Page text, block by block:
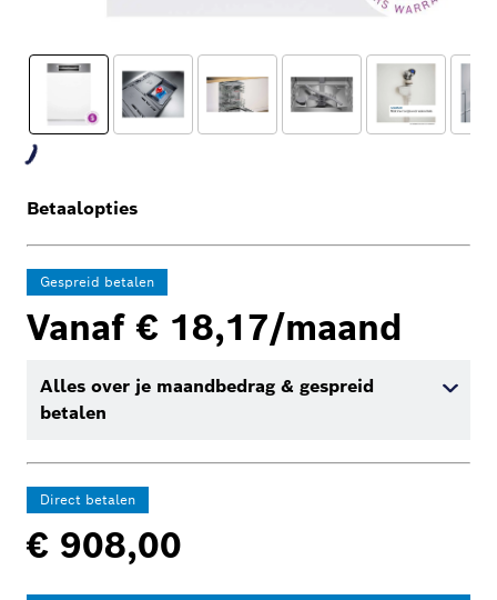
Betaalopties
Gespreid betalen
Vanaf € 18,17/maand
Alles over je maandbedrag & gespreid
betalen
Direct betalen
€ 908,00